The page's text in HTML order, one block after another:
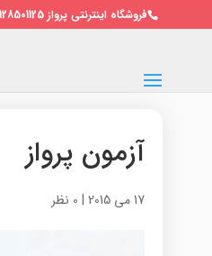
فروشگاه اینترنتی پرواز 09128501125 / 02122691010
آزمون پرواز
17 می 2015 | 0 نظر